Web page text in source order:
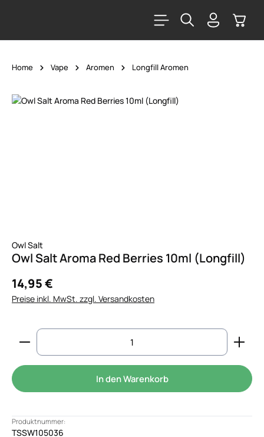
Home Vape Aromen Longfill Aromen
Bildergalerie überspringen
Owl Salt
Owl Salt Aroma Red Berries 10ml (Longfill)
14,95 €
Preise inkl. MwSt. zzgl. Versandkosten
Produkt Anzahl: Gib den gewünschten Wert
In den Warenkorb
Produktnummer:
TSSW105036